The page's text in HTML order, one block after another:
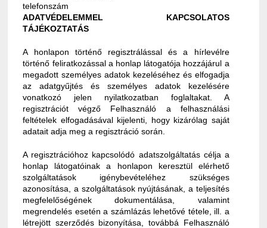
telefonszám
ADATVÉDELEMMEL KAPCSOLATOS
TÁJÉKOZTATÁS
A honlapon történő regisztrálással és a hírlevélre
történő feliratkozással a honlap látogatója hozzájárul a
megadott személyes adatok kezeléséhez és elfogadja
az adatgyűjtés és személyes adatok kezelésére
vonatkozó jelen nyilatkozatban foglaltakat. A
regisztrációt végző Felhasználó a felhasználási
feltételek elfogadásával kijelenti, hogy kizárólag saját
adatait adja meg a regisztráció során.
A regisztrációhoz kapcsolódó adatszolgáltatás célja a
honlap látogatóinak a honlapon keresztül elérhető
szolgáltatások igénybevételéhez szükséges
azonosítása, a szolgáltatások nyújtásának, a teljesítés
megfelelőségének dokumentálása, valamint
megrendelés esetén a számlázás lehetővé tétele, ill. a
létrejött szerződés bizonyítása, továbbá Felhasználó